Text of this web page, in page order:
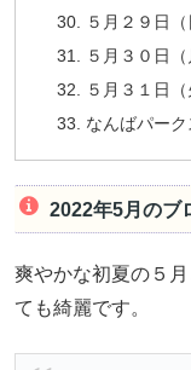
５月２９日
５月３０日
５月３１日
なんばパー
2022年5月のブ
爽やかな初夏の５
ても綺麗です。